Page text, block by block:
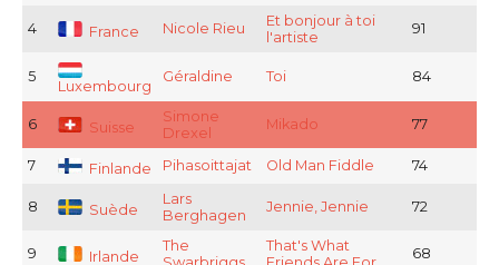
4 France Nicole Rieu
Et bonjour à toi
l'artiste
91
5
Luxembourg
Géraldine Toi 84
6 Suisse
Simone
Drexel
Mikado 77
7 Finlande Pihasoittajat Old Man Fiddle 74
8 Suède
Lars
Berghagen
Jennie, Jennie 72
9 Irlande
The
That's What
68